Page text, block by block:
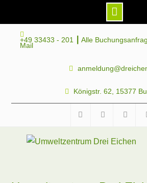
+49 33433 - 201 ┃ Alle
Mail
Königstr. 62, 15377